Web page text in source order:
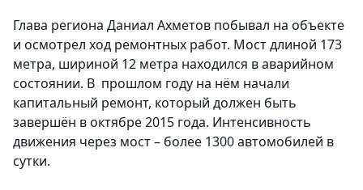
Глава региона Даниал Ахметов побывал на объекте
и осмотрел ход ремонтных работ. Мост длиной 173
метра, шириной 12 метра находился в аварийном
состоянии. В прошлом году на нём начали
капитальный ремонт, который должен быть
завершён в октябре 2015 года. Интенсивность
движения через мост – более 1300 автомобилей в
сутки.